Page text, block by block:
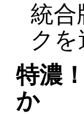
統
ク
特濃
か